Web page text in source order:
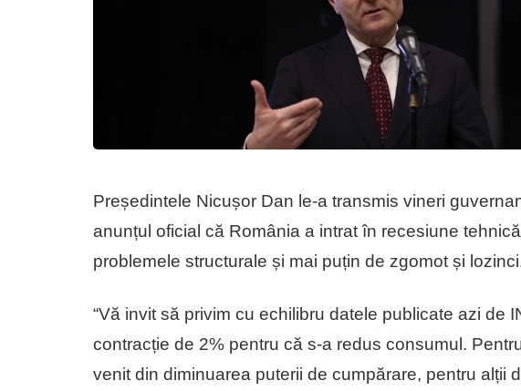
Președintele Nicușor Dan le-a transmis vineri
anunțul oficial că România a intrat în recesiune
problemele structurale și mai puțin de zgomot și
“Vă invit să privim cu echilibru datele publicate azi de
contracție de 2% pentru că s-a redus consumul.
venit din diminuarea puterii de cumpărare, pentru alții